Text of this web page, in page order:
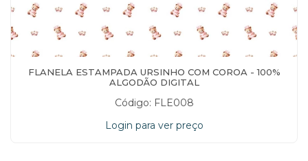
FLANELA ESTAMPADA URSINHO COM COROA - 100%
ALGODÃO DIGITAL
Código: FLE008
Login para ver preço